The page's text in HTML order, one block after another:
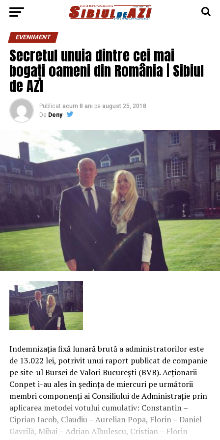
EVENIMENT
Secretul unuia dintre cei mai
bogați oameni din România | Sibiul
de AZI
Publicat acum 8 ani pe august 25, 2018
De Deny
Indemnizaţia fixă lunară brută a administratorilor este
de 13.022 lei, potrivit unui raport publicat de companie
pe site-ul Bursei de Valori Bucureşti (BVB). Acţionarii
Conpet i-au ales în şedinţa de miercuri pe următorii
membri componenţi ai Consiliului de Administraţie prin
aplicarea metodei votului cumulativ: Constantin –
Ciprian Iacob, Claudiu – Aurelian Popa, Florin – Daniel
Gavrilă, Mihai – Adrian Albulescu, Cristian – Florin